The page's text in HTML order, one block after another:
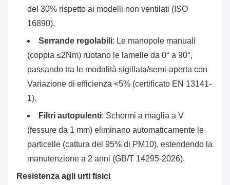
del 30% rispetto ai modelli non ventilati (ISO
16890).
Serrande regolabili‌: Le manopole manuali
(coppia ≤2Nm) ruotano le lamelle da 0° a 90°,
passando tra le modalità sigillata/semi-aperta con
Variazione di efficienza <5% (certificato EN 13141-
1).
Filtri autopulenti‌: Schermi a maglia a V
(fessure da 1 mm) eliminano automaticamente le
particelle (cattura del 95% di PM10), estendendo la
manutenzione a 2 anni (GB/T 14295-2026).
Resistenza agli urti fisici